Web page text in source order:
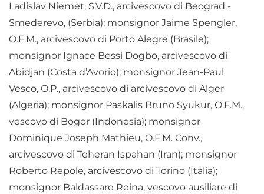
Ladislav Niemet, S.V.D., arcivescovo di Beograd -
Smederevo, (Serbia); monsignor Jaime Spengler,
O.F.M., arcivescovo di Porto Alegre (Brasile);
monsignor Ignace Bessi Dogbo, arcivescovo di
Abidjan (Costa d’Avorio); monsignor Jean-Paul
Vesco, O.P., arcivescovo di arcivescovo di Alger
(Algeria); monsignor Paskalis Bruno Syukur, O.F.M.,
vescovo di Bogor (Indonesia); monsignor
Dominique Joseph Mathieu, O.F.M. Conv.,
arcivescovo di Teheran Ispahan (Iran); monsignor
Roberto Repole, arcivescovo di Torino (Italia);
monsignor Baldassare Reina, vescovo ausiliare di